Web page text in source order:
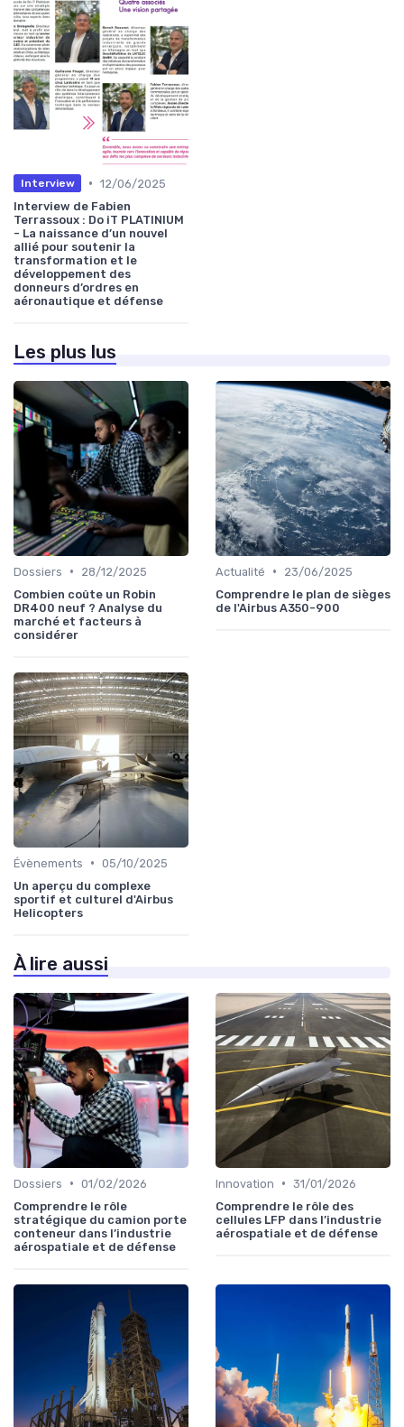
Interview • 12/06/2025
Interview de Fabien
Terrassoux : Do iT PLATINIUM
- La naissance d’un nouvel
allié pour soutenir la
transformation et le
développement des
donneurs d’ordres en
aéronautique et défense
Les plus lus
Dossiers •
28/12/2025
Combien coûte un Robin
DR400 neuf ? Analyse du
marché et facteurs à
considérer
Actualité •
23/06/2025
Comprendre le plan de sièges
de l'Airbus A350-900
Évènements • 05/10/2025
Un aperçu du complexe
sportif et culturel d'Airbus
Helicopters
À lire aussi
Dossiers • 01/02/2026
Comprendre le rôle
stratégique du camion porte
conteneur dans l’industrie
aérospatiale et de défense
Innovation • 31/01/2026
Comprendre le rôle des
cellules LFP dans l’industrie
aérospatiale et de défense